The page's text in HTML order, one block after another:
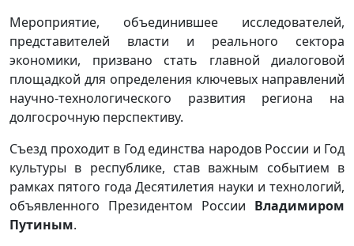
Мероприятие, объединившее исследователей,
представителей власти и реального сектора
экономики, призвано стать главной диалоговой
площадкой для определения ключевых направлений
научно-технологического развития региона на
долгосрочную перспективу.
Съезд проходит в Год единства народов России и Год
культуры в республике, став важным событием в
рамках пятого года Десятилетия науки и технологий,
объявленного Президентом России Владимиром
Путиным.